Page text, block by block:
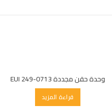
وحدة حقن مجددة EUI 249-0713
قراءة المزيد